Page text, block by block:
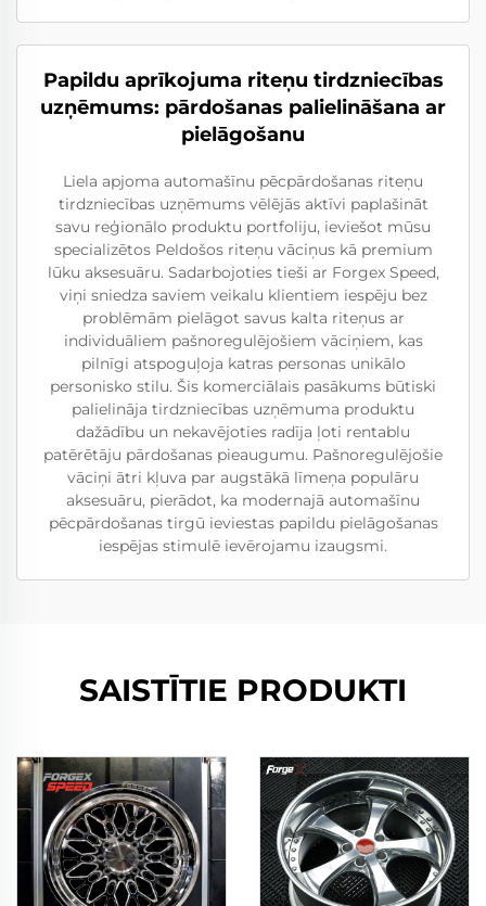
Papildu aprīkojuma riteņu tirdzniecības
uzņēmums: pārdošanas palielināšana ar
pielāgošanu
Liela apjoma automašīnu pēcpārdošanas riteņu
tirdzniecības uzņēmums vēlējās aktīvi paplašināt
savu reģionālo produktu portfoliju, ieviešot mūsu
specializētos Peldošos riteņu vāciņus kā premium
lūku aksesuāru. Sadarbojoties tieši ar Forgex Speed,
viņi sniedza saviem veikalu klientiem iespēju bez
problēmām pielāgot savus kalta riteņus ar
individuāliem pašnoregulējošiem vāciņiem, kas
pilnīgi atspoguļoja katras personas unikālo
personisko stilu. Šis komerciālais pasākums būtiski
palielināja tirdzniecības uzņēmuma produktu
dažādību un nekavējoties radīja ļoti rentablu
patērētāju pārdošanas pieaugumu. Pašnoregulējošie
vāciņi ātri kļuva par augstākā līmeņa populāru
aksesuāru, pierādot, ka modernajā automašīnu
pēcpārdošanas tirgū ieviestas papildu pielāgošanas
iespējas stimulē ievērojamu izaugsmi.
SAISTĪTIE PRODUKTI